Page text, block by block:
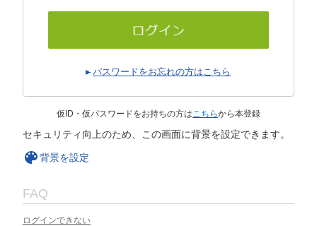
パスワードをお忘れの方はこちら
仮ID・仮パスワードをお持ちの方はこちらから本登録
セキュリティ向上のため、この画面に背景を設定できます。
背景を設定
FAQ
ログインできない